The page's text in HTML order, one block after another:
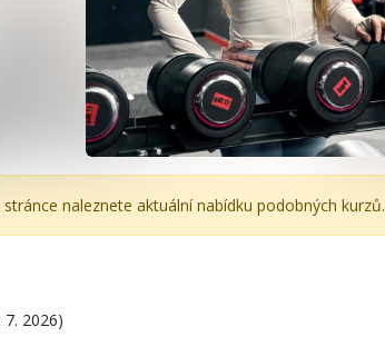
stránce naleznete aktuální nabídku podobných kurzů.
2026)